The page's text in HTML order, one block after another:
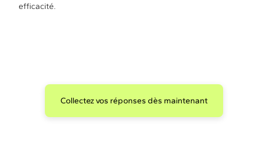
efficacité.
Collectez vos réponses dès maintenant